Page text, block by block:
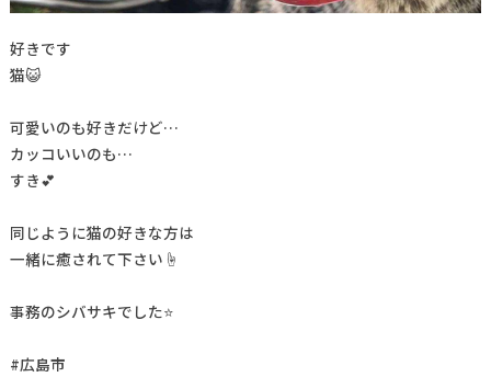
好きです
猫😺
可愛いのも好きだけど…
カッコいいのも…
すき💕
同じように猫の好きな方は
一緒に癒されて下さい☝
事務のシバサキでした⭐
#広島市